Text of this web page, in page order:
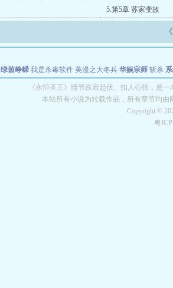
5.第5章 苏家变故
绿茵峥嵘 我是杀毒软件 美漫之大冬兵 华娱宗师 斩杀
教练万岁 都市全能巨星 绝对交易 全职武神 位面复
《永恒圣王》情节跌宕起伏、扣人心弦，是
本站所有小说为转载作品，所有章节均
Copyright ©
粤